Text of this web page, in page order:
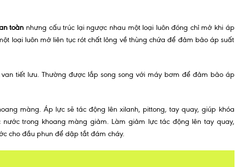
toàn nhưng cấu trúc lại ngược nhau một loại luôn đóng chỉ mở khi áp
loại luôn mở liên tục rót chất lỏng về thùng chứa để đảm bảo áp suất
tiết lưu. Thường được lắp song song với máy bơm để đảm bảo áp
màng. Áp lực sẽ tác động lên xilanh, pittong, tay quay, giúp khóa
trong khoang màng giảm. Làm giảm lực tác động lên tay quay,
cho đầu phun để dập tắt đám cháy.